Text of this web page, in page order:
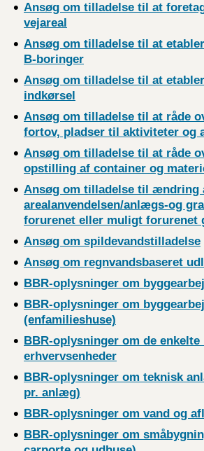
Ansøg om tilladelse til at
vejareal
Ansøg om tilladelse til at
B-boringer
Ansøg om tilladelse til at
indkørsel
Ansøg om tilladelse til at råde
fortov, pladser til aktiviteter og
Ansøg om tilladelse til at råde
opstilling af container og
Ansøg om tilladelse til ændring
arealanvendelsen/anlægs-og
forurenet eller muligt forurenet
Ansøg om spildevandstilladelse
Ansøg om regnvandsbaseret
BBR-oplysninger om
BBR-oplysninger om
(enfamilieshuse)
BBR-oplysninger om de
erhvervsenheder
BBR-oplysninger om teknisk
pr. anlæg)
BBR-oplysninger om vand og
BBR-oplysninger om